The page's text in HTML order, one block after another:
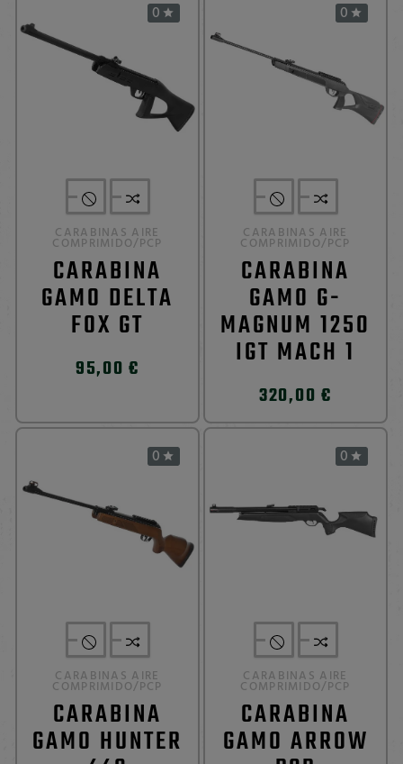
0 
CARABINAS AIRE
COMPRIMIDO/PCP
CARABINA
GAMO DELTA
FOX GT
95,00 €
0 
CARABINAS AIRE
COMPRIMIDO/PCP
CARABINA
GAMO G-
MAGNUM 1250
IGT MACH 1
320,00 €
0 
CARABINAS AIRE
COMPRIMIDO/PCP
CARABINA
GAMO HUNTER
0 
CARABINAS AIRE
COMPRIMIDO/PCP
CARABINA
GAMO ARROW